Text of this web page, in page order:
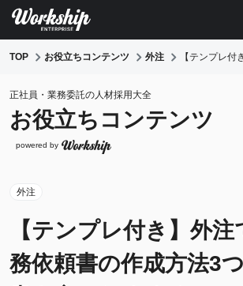
TOP お役立ちコンテンツ 外注 【テンプレ
正社員・業務委託の人材採用大全
お役立ちコンテンツ
powered by
外注
【テンプレ付き】外
務依頼書の作成方法3